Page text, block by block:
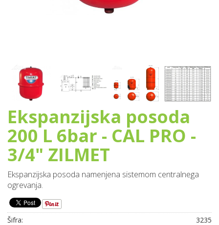
Ekspanzijska posoda
200 L 6bar - CAL PRO -
3/4" ZILMET
Ekspanzijska posoda namenjena sistemom centralnega
ogrevanja.
Šifra:
3235